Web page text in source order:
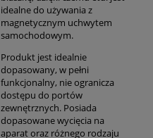
idealne do używania z
magnetycznym uchwytem
samochodowym.
Produkt jest idealnie
dopasowany, w pełni
funkcjonalny, nie ogranicza
dostępu do portów
zewnętrznych. Posiada
dopasowane wycięcia na
aparat oraz różnego rodzaju